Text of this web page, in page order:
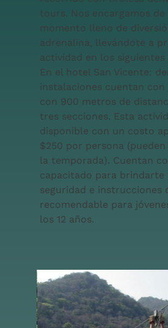
tours. Nos encargamos
momento lleno de
adrenalina, llevándote a
actividad en los siguientes
En el hotel San Vicente:
instalaciones cuentan
con 900 metros de
tres secciones. Esta
disponible con un costo
$250 por persona (pueden
la temporada). Cuentan
capacitado para brindarte
seguridad e instrucciones
recomendable para